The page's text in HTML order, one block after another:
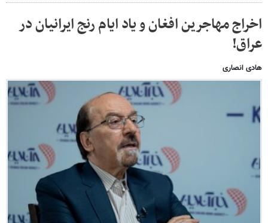
اخراج مهاجرین افغان و یاد ایام رنج ایرانیان در
عراق!
هادی انصاری